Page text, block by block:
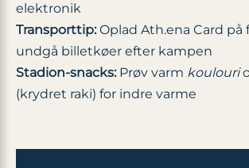
elektronik
Transporttip:Oplad Ath.ena Card på
undgå billetkøer efter kampen
Stadion-snacks:Prøv varm koulouri
(krydret raki) for indre varme